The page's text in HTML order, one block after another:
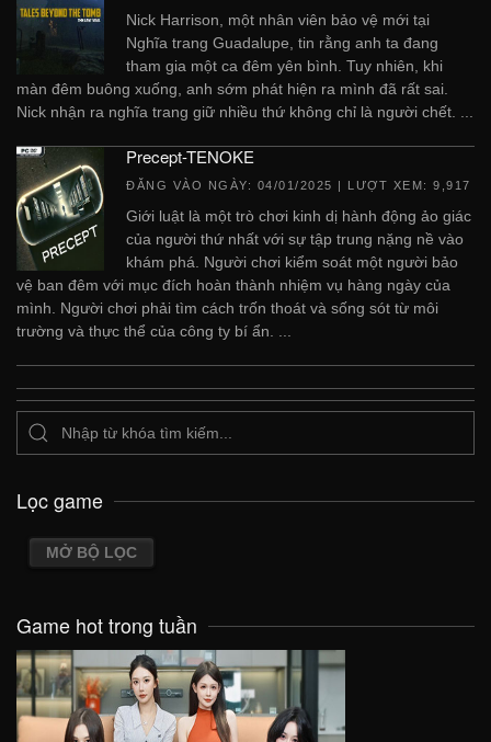
Nick Harrison, một nhân viên bảo vệ mới tại
Nghĩa trang Guadalupe, tin rằng anh ta đang
tham gia một ca đêm yên bình. Tuy nhiên, khi
màn đêm buông xuống, anh sớm phát hiện ra mình đã rất sai.
Nick nhận ra nghĩa trang giữ nhiều thứ không chỉ là người chết. ...
Precept-TENOKE
ĐĂNG VÀO NGÀY: 04/01/2025 | LƯỢT XEM: 9,917
Giới luật là một trò chơi kinh dị hành động ảo giác
của người thứ nhất với sự tập trung nặng nề vào
khám phá. Người chơi kiểm soát một người bảo
vệ ban đêm với mục đích hoàn thành nhiệm vụ hàng ngày của
mình. Người chơi phải tìm cách trốn thoát và sống sót từ môi
trường và thực thể của công ty bí ẩn. ...
Lọc game
MỞ BỘ LỌC
Game hot trong tuần
VIEW